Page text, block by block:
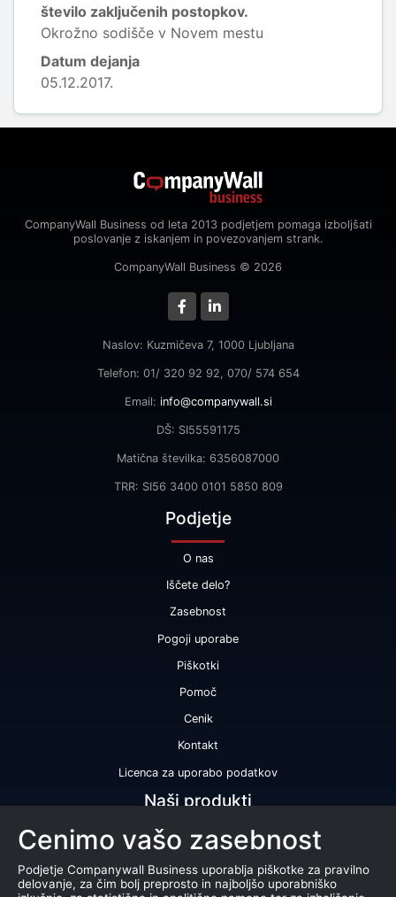
število zaključenih postopkov.
Okrožno sodišče v Novem mestu
Datum dejanja
05.12.2017.
CompanyWall Business od leta 2013 podjetjem pomaga izboljšati
poslovanje z iskanjem in povezovanjem strank.
CompanyWall Business © 2026
Naslov: Kuzmičeva 7, 1000 Ljubljana
Telefon: 01/ 320 92 92, 070/ 574 654
Email: info@companywall.si
DŠ: SI55591175
Matična številka: 6356087000
TRR: SI56 3400 0101 5850 809
Podjetje
O nas
Iščete delo?
Zasebnost
Pogoji uporabe
Piškotki
Pomoč
Cenik
Kontakt
Licenca za uporabo podatkov
Naši produkti
Bonitetna ocena
Bonitetno poročilo
Certifikat bonitetne odličnosti
Cenimo vašo zasebnost
Podjetje Companywall Business uporablja piškotke za pravilno
delovanje, za čim bolj preprosto in najboljšo uporabniško